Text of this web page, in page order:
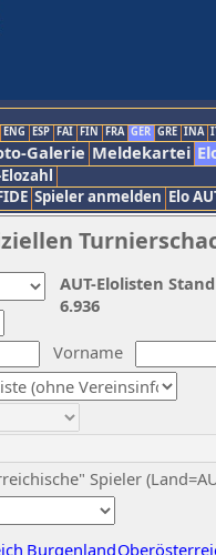
ENG ESP FAI FIN FRA GER GRE INA
Galerie Meldekartei
Spieler anmelden Elo
Vorname
Spieler
Burgenland
AUT-Elolisten
6.936